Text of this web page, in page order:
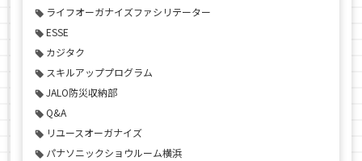
ライフオーガナイズファシリテーター
ESSE
カジタク
スキルアッププログラム
JALO防災収納部
Q&A
リユースオーガナイズ
パナソニックショウルーム横浜